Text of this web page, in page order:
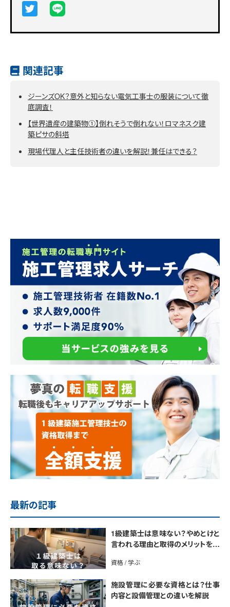
関連記事
ジーンズOK？意外と知らない電気工事士の服装について徹
底調査！
【世界遺産の建築物①】倒れそうで倒れない！ロマネスク建
築ピサの斜塔
現場代理人と主任技術者の違いを解説！兼任はできる？
最新の記事
1級建築士は意味ない？やめとけと
言われる理由と取得のメリットを解
資格 / 学ぶ
施設管理に必要な資格とは？仕事
内容と設備管理との違いを解説